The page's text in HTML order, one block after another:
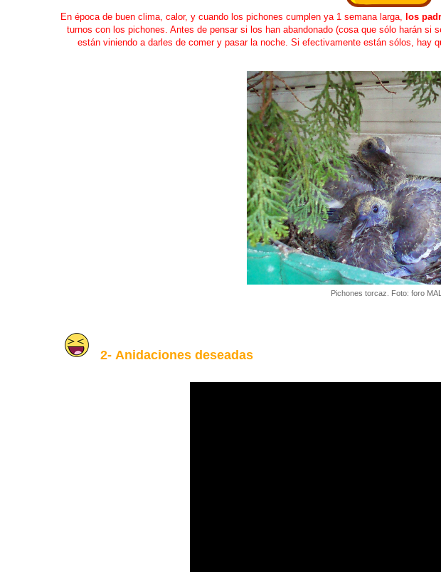
En época de buen clima, calor, y cuando los pichones cumplen ya 1 semana larga, los
turnos con los pichones. Antes de pensar si los han abandonado (cosa que sólo harán si
están viniendo a darles de comer y pasar la noche. Si efectivamente están sólos, hay
Pichones torcaz. Foto: foro
2-Anidaciones deseadas